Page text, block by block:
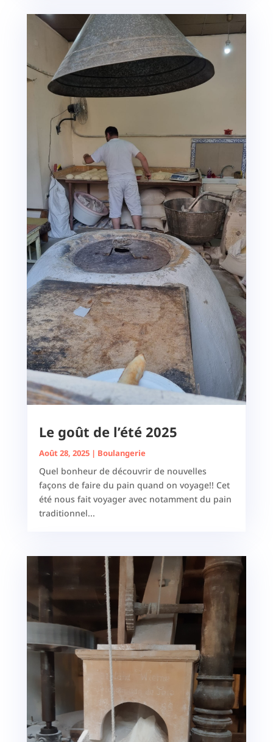
Le goût de l’été 2025
Août 28, 2025| Boulangerie
Quel bonheur de découvrir de nouvelles
façons de faire du pain quand on voyage!! Cet
été nous fait voyager avec notamment du pain
traditionnel...